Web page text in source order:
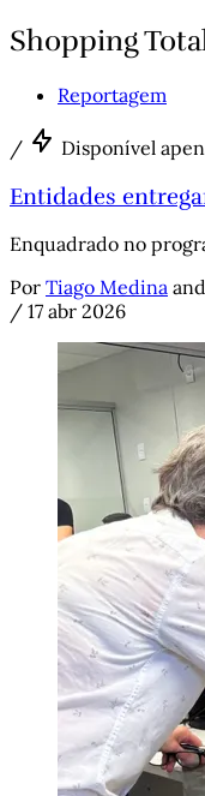
Shopping
Reportagem
/ Disponível
Entidades
Enquadrado no
Por Tiago Medina and
/ 17 abr 2026